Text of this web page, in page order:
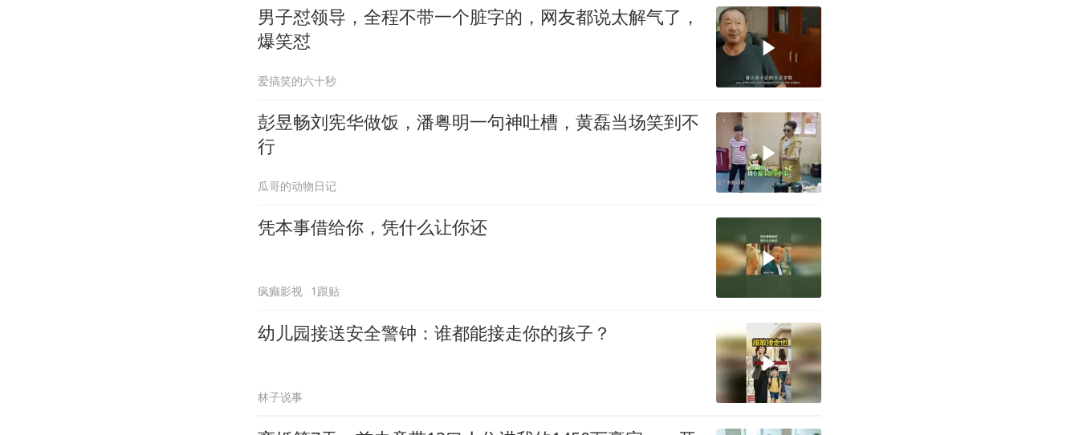
男子怼领导，全程不带一个脏字的，网友都说太解气了，
爆笑怼
爱搞笑的六十秒
彭昱畅刘宪华做饭，潘粤明一句神吐槽，黄磊当场笑到不
行
瓜哥的动物日记
凭本事借给你，凭什么让你还
疯癫影视 1跟贴
幼儿园接送安全警钟：谁都能接走你的孩子？
林子说事